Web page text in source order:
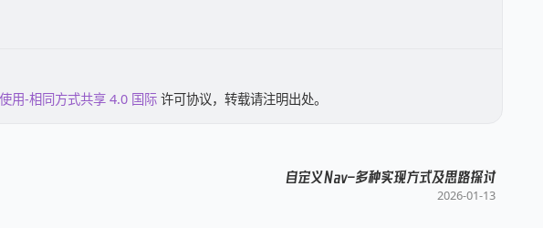
用-相同方式共享 4.0 国际 许可协议，转载请注明出处。
自定义Nav-多种实现方式及思路探讨
2026-01-13